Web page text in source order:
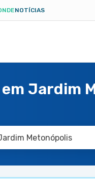
NOTÍCIAS
Jardim